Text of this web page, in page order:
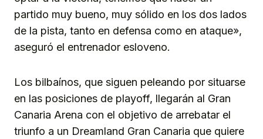
partido muy bueno, muy sólido en los dos lados
de la pista, tanto en defensa como en ataque»,
aseguró el entrenador esloveno.
Los bilbaínos, que siguen peleando por situarse
en las posiciones de playoff, llegarán al Gran
Canaria Arena con el objetivo de arrebatar el
triunfo a un Dreamland Gran Canaria que quiere